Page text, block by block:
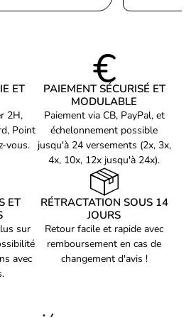
(HD 1080)
178°
178°
0,24825 x 0,24825 mm
50 - 76 Hz
54,6 cm
250 cd/m²
ET
2H,
Point
vous.
PAIEMENT SÉCURISÉ ET
MODULABLE
Paiement via CB, PayPal, et
échelonnement possible
jusqu'à 24 versements (2x, 3x,
4x, 10x, 12x jusqu'à 24x).
ET
sur
avec
RÉTRACTATION SOUS 14
JOURS
Retour facile et rapide avec
remboursement en cas de
changement d'avis !